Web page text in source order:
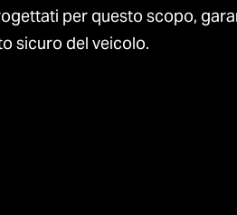
per questo scopo,
sicuro del veicolo.